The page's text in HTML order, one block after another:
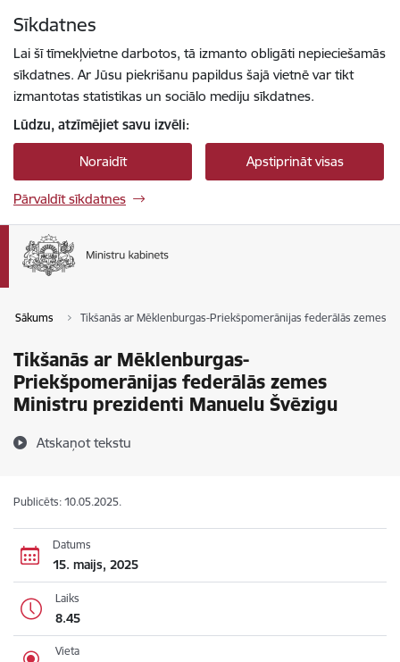
Sīkdatnes
Lai šī tīmekļvietne darbotos, tā izmanto obligāti nepieciešamās
sīkdatnes. Ar Jūsu piekrišanu papildus šajā vietnē var tikt
izmantotas statistikas un sociālo mediju sīkdatnes.
Lūdzu, atzīmējiet savu izvēli:
Noraidīt Apstiprināt visas
Pārvaldīt sīkdatnes
Sākums Tikšanās ar Mēklenburgas-Priekšpomerānijas federālās zemes
Tikšanās ar Mēklenburgas-
Priekšpomerānijas federālās zemes
Ministru prezidenti Manuelu Švēzigu
Atskaņot tekstu
Publicēts: 10.05.2025.
Datums
15. maijs, 2025
Laiks
8.45
Vieta